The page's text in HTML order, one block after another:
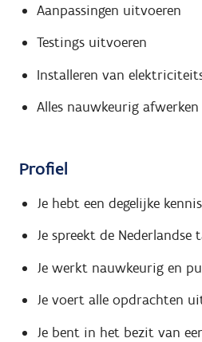
Aanpassingen uitvoeren
Testings uitvoeren
Installeren van
Alles nauwkeurig
Profiel
Je hebt een degelijke
Je spreekt de Nederlandse
Je werkt nauwkeurig en
Je voert alle opdrachten
Je bent in het bezit van